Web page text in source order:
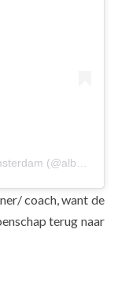
Een bericht gedeeld door Albatros Amsterdam (@albavolley)
coach, want de
terug naar